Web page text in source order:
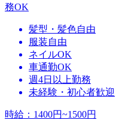
務OK
髪型・髪色自由
服装自由
ネイルOK
車通勤OK
週4日以上勤務
未経験・初心者歓迎
時給 ： 1400円~1500円